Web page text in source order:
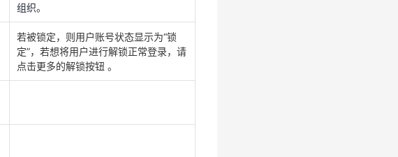
组织。
若被锁定，则用户账号状态显示为“锁
定”，若想将用户进行解锁正常登录，请
点击更多的解锁按钮 。